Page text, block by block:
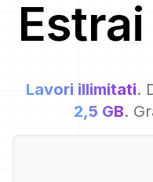
Lavori illimitati.
2,5 GB.